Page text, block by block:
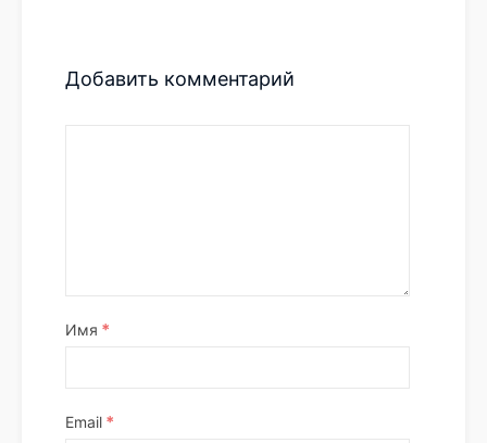
Добавить комментарий
Имя *
Email *